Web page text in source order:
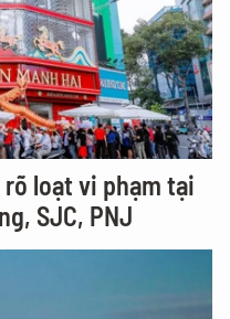
loạt vi phạm tại
SJC, PNJ